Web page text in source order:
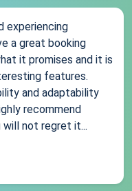
experiencing
a great booking
it promises and it is
features.
and adaptability
recommend
will not regret it...